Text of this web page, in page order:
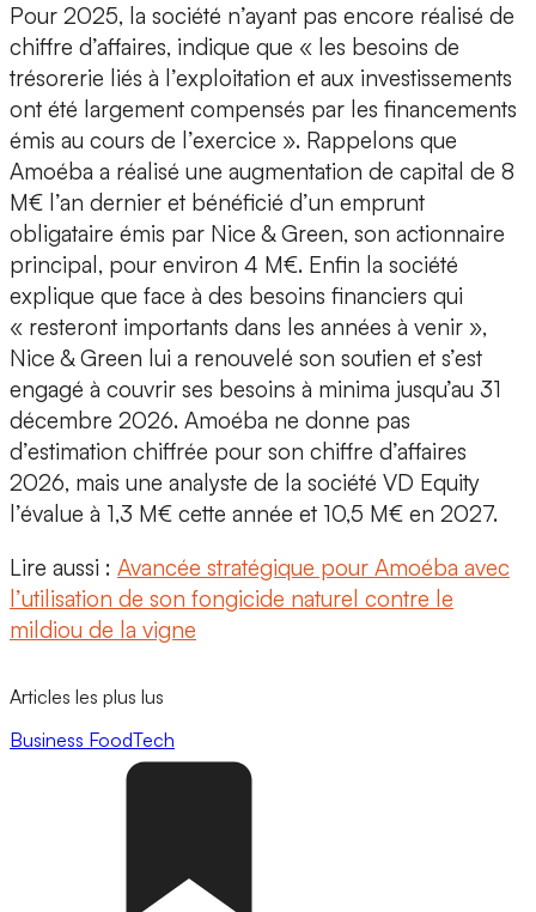
Pour 2025, la société n’ayant pas encore réalisé de
chiffre d’affaires, indique que « les besoins de
trésorerie liés à l’exploitation et aux investissements
ont été largement compensés par les financements
émis au cours de l’exercice ». Rappelons que
Amoéba a réalisé une augmentation de capital de 8
M€ l’an dernier et bénéficié d’un emprunt
obligataire émis par Nice & Green, son actionnaire
principal, pour environ 4 M€. Enfin la société
explique que face à des besoins financiers qui
« resteront importants dans les années à venir »,
Nice & Green lui a renouvelé son soutien et s’est
engagé à couvrir ses besoins à minima jusqu’au 31
décembre 2026. Amoéba ne donne pas
d’estimation chiffrée pour son chiffre d’affaires
2026, mais une analyste de la société VD Equity
l’évalue à 1,3 M€ cette année et 10,5 M€ en 2027.
Lire aussi : Avancée stratégique pour Amoéba avec
l’utilisation de son fongicide naturel contre le
mildiou de la vigne
Articles les plus lus
Business FoodTech